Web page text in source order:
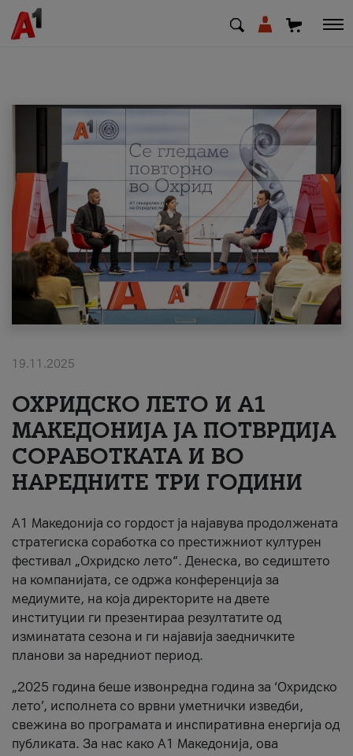
МК SQ
Приватни Деловни
Поддршка
Надополни кредит
#ПодобарОнлајн
19.11.2025
ОХРИДСКО ЛЕТО И A1
МАКЕДОНИЈА ЈА ПОТВРДИЈА
СОРАБОТКАТА И ВО
НАРЕДНИТЕ ТРИ ГОДИНИ
A1 Македонија со гордост ја најавува продолжената
стратегиска соработка со престижниот културен
фестивал „Охридско лето“. Денеска, во седиштето
на компанијата, се одржа конференција за
медиумите, на која директорите на двете
институции ги презентираа резултатите од
изминатата сезона и ги најавија заедничките
планови за наредниот период.
„2025 година беше извонредна година за ‘Охридско
лето’, исполнета со врвни уметнички изведби,
свежина во програмата и инспиративна енергија од
публиката. За нас како A1 Македонија, ова